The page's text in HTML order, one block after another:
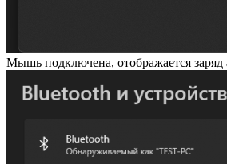
Мышь подключена, отображается заряд